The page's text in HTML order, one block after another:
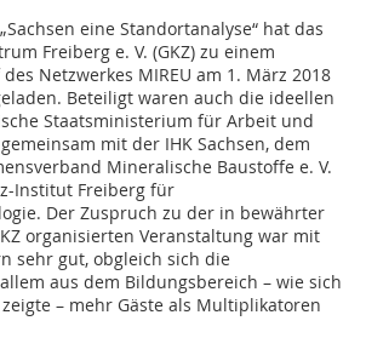
eine Standortanalyse“ hat das
Freiberg e. V. (GKZ) zu einem
Netzwerkes MIREU am 1. März 2018
Beteiligt waren auch die ideellen
Staatsministerium für Arbeit und
mit der IHK Sachsen, dem
Mineralische Baustoffe e. V.
Institut Freiberg für
Der Zuspruch zu der in bewährter
organisierten Veranstaltung war mit
sehr gut, obgleich sich die
aus dem Bildungsbereich – wie sich
– mehr Gäste als Multiplikatoren